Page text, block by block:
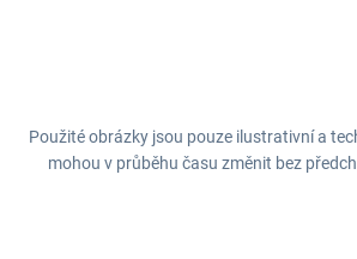
Použité obrázky jsou pouze ilustrativní a
mohou v průběhu času změnit bez